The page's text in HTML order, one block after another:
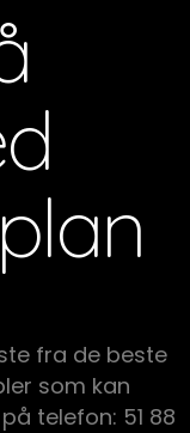
fra de beste
som kan
telefon: 51 88